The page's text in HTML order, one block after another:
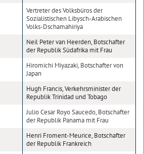
Vertreter des Volksbüros der
Sozialistischen Libysch-Arabischen
Volks-Dschamahiriya
Neil Peter van Heerden, Botschafter
der Republik Südafrika mit Frau
Hiromichi Miyazaki, Botschafter von
Japan
Hugh Francis, Verkehrsminister der
Republik Trinidad und Tobago
Julio Cesar Royo Saucedo, Botschafter
der Republik Panama mit Frau
Henri Froment-Meurice, Botschafter
der Republik Frankreich